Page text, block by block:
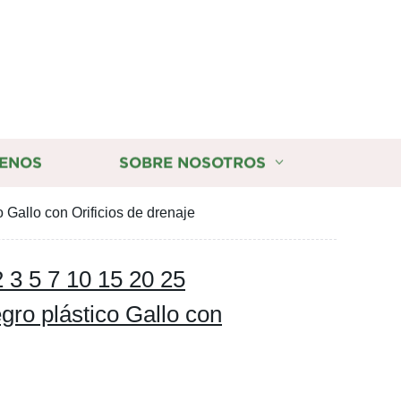
SOBRE NOSOTROS
Gallo con Orificios de drenaje
5 7 10 15 20 25
plástico Gallo con